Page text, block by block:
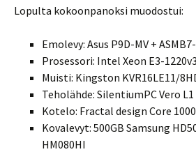
Lopulta kokoonpanoksi muodostui:
Emolevy: Asus P9D-MV +
Prosessori: Intel Xeon E3-1220v3
Muisti: Kingston KVR16LE11/
Teholähde: SilentiumPC Vero L1
Kotelo: Fractal design Core 1000
Kovalevyt: 500GB Samsung
HM080HI